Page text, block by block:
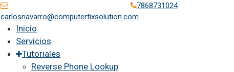
carlosnavarro@computerfixsolution.com
7868731024
Inicio
Servicios
Tutoriales
Reverse Phone Lookup